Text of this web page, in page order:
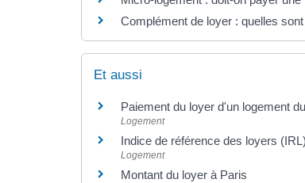
Complément de loyer : quelles
Et aussi
Paiement du loyer d'un logement
Logement
Indice de référence des loyers (IRL)
Logement
Montant du loyer à Paris